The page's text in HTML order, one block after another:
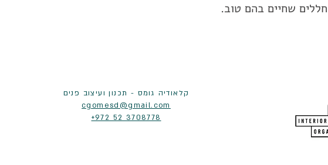
שחיים בהם טוב.
קלאודיה גומס - תכנון ועיצוב פנים
cgomesd@gmail.com
+972 52 3708778